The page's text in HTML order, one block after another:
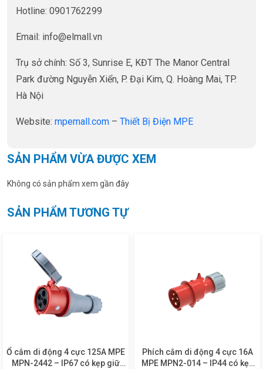
Hotline: 0901762299
Email: info@elmall.vn
Trụ sở chính: Số 3, Sunrise E, KĐT The Manor Central
Park đường Nguyễn Xiển, P. Đại Kim, Q. Hoàng Mai, TP.
Hà Nội
Website: mpemall.com – Thiết Bị Điện MPE
SẢN PHẨM VỪA ĐƯỢC XEM
Không có sản phẩm xem gần đây
SẢN PHẨM TƯƠNG TỰ
Ổ cắm di động 4 cực 125A MPE
MPN-2442 – IP67 có kẹp giữ
Phích cắm di động 4 cực 16A
MPE MPN2-014 – IP44 có kẹp